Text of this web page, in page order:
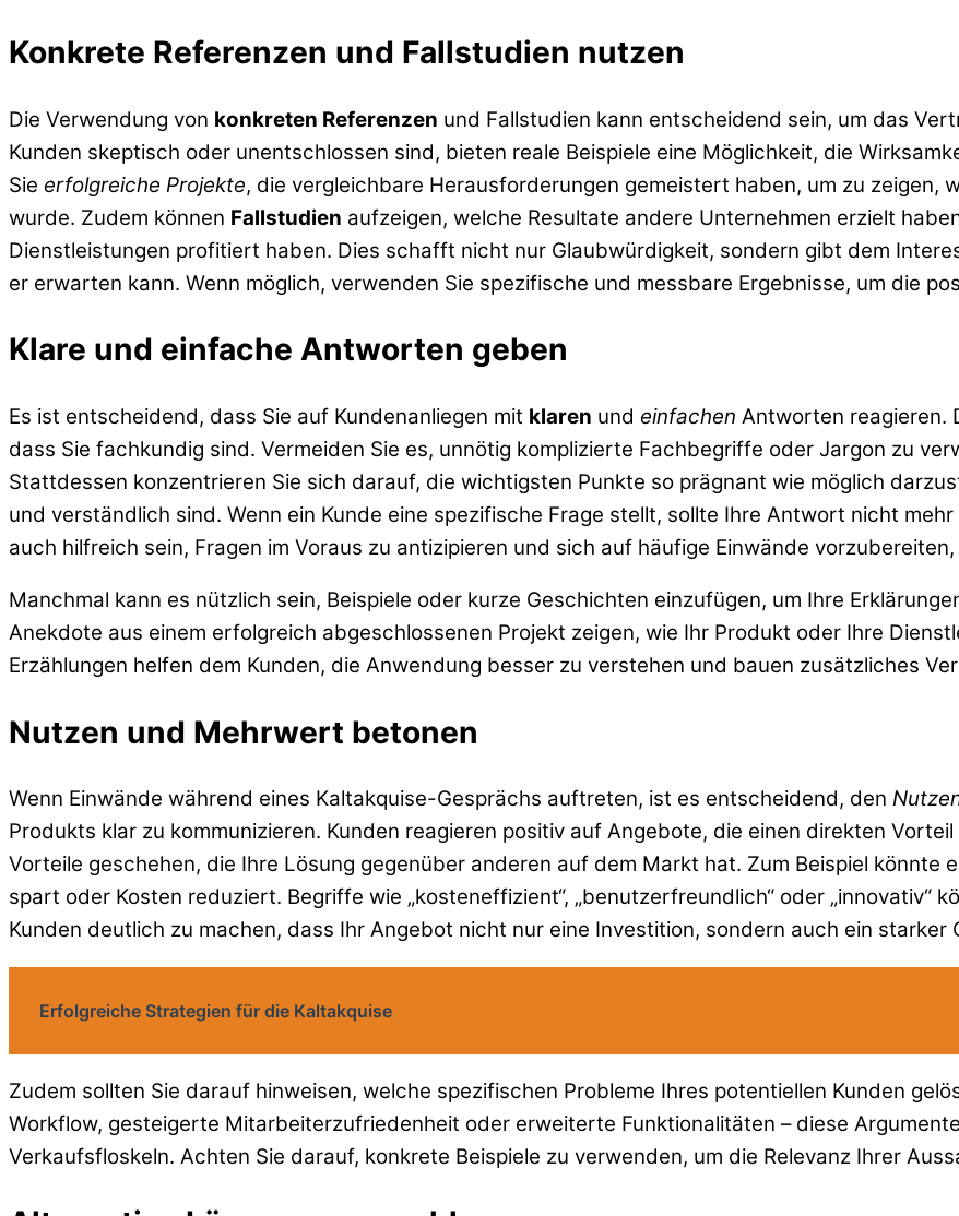
Konkrete Referenzen und Fallstudien nutzen
Die Verwendung von konkreten Referenzen und Fallstudien kann entscheidend sein, um das
Kunden skeptisch oder unentschlossen sind, bieten reale Beispiele eine Möglichkeit, die
Sie erfolgreiche Projekte, die vergleichbare Herausforderungen gemeistert haben, um zu zeigen,
wurde. Zudem können Fallstudien aufzeigen, welche Resultate andere Unternehmen erzielt
Dienstleistungen profitiert haben. Dies schafft nicht nur Glaubwürdigkeit, sondern gibt dem
er erwarten kann. Wenn möglich, verwenden Sie spezifische und messbare Ergebnisse, um die
Klare und einfache Antworten geben
Es ist entscheidend, dass Sie auf Kundenanliegen mit klaren und einfachen Antworten reagieren.
dass Sie fachkundig sind. Vermeiden Sie es, unnötig komplizierte Fachbegriffe oder Jargon zu
Stattdessen konzentrieren Sie sich darauf, die wichtigsten Punkte so prägnant wie möglich
und verständlich sind. Wenn ein Kunde eine spezifische Frage stellt, sollte Ihre Antwort nicht
auch hilfreich sein, Fragen im Voraus zu antizipieren und sich auf häufige Einwände
Manchmal kann es nützlich sein, Beispiele oder kurze Geschichten einzufügen, um Ihre
Anekdote aus einem erfolgreich abgeschlossenen Projekt zeigen, wie Ihr Produkt oder Ihre
Erzählungen helfen dem Kunden, die Anwendung besser zu verstehen und bauen zusätzliches
Nutzen und Mehrwert betonen
Wenn Einwände während eines Kaltakquise-Gesprächs auftreten, ist es entscheidend, den
Produkts klar zu kommunizieren. Kunden reagieren positiv auf Angebote, die einen direkten
Vorteile geschehen, die Ihre Lösung gegenüber anderen auf dem Markt hat. Zum Beispiel könnte
spart oder Kosten reduziert. Begriffe wie „kosteneffizient“, „benutzerfreundlich“ oder „innovativ“
Kunden deutlich zu machen, dass Ihr Angebot nicht nur eine Investition, sondern auch ein starker
Erfolgreiche Strategien für die Kaltakquise
Zudem sollten Sie darauf hinweisen, welche spezifischen Probleme Ihres potentiellen Kunden
Workflow, gesteigerte Mitarbeiterzufriedenheit oder erweiterte Funktionalitäten – diese
Verkaufsfloskeln. Achten Sie darauf, konkrete Beispiele zu verwenden, um die Relevanz Ihrer